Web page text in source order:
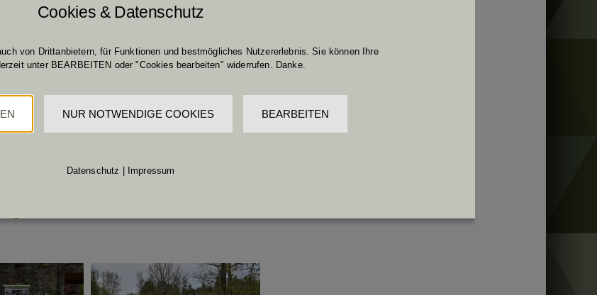
Brünnl in Oberndorf statt. Zu der seit 270
Die Heilige Messe wurde heuer von
aus Großglobnitz umrahmte diese Messe mit
Vereins „Freunde der alten Heimat“, Bernhard
Rede auf die beachtliche Zahl der Wallfahrer und
dieser Veranstaltung, gerade in der heutigen
für die Vorbereitung und Durchführung
Bundesheer und bei der Freiwilligen
dieser Feier. Am Ende erzählte er eine Anekdote
vor der Aussiedelung ganz besonders das
ganz himmlisch mundende Semmeln buk.
Cookies & Datenschutz
von Drittanbietern, für Funktionen und bestmögliches Nutzererlebnis. Sie können Ihre
unter BEARBEITEN oder "Cookies bearbeiten" widerrufen. Danke.
NUR NOTWENDIGE COOKIES BEARBEITEN
Datenschutz Impressum